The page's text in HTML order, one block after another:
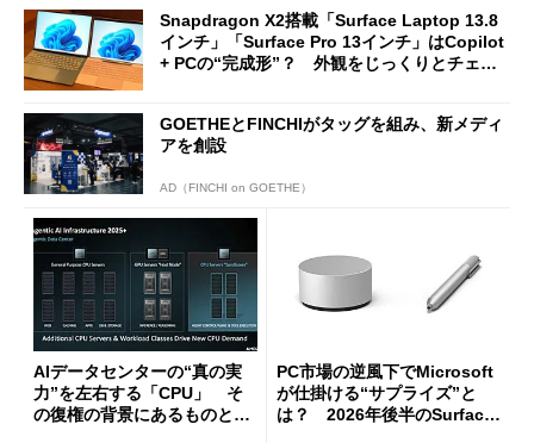
Snapdragon X2搭載「Surface Laptop 13.8
インチ」「Surface Pro 13インチ」はCopilot
+ PCの“完成形”？ 外観をじっくりとチェッ
GOETHEとFINCHIがタッグを組み、新メディ
アを創設
AD（FINCHI on GOETHE）
AIデータセンターの“真の実
力”を左右する「CPU」 そ
の復権の背景にあるものと
PC市場の逆風下でMicrosoft
が仕掛ける“サプライズ”と
は？ 2026年後半のSurface